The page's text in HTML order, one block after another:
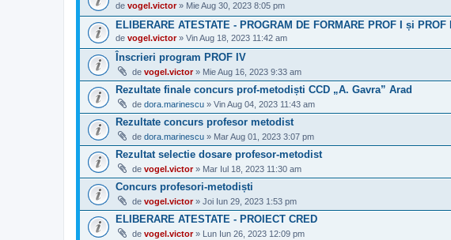
de vogel.victor» Mie Aug 30, 2023 8:05 pm
ELIBERARE ATESTATE - PROGRAM DE FORMARE PROF I și PROF II
de vogel.victor» Vin Aug 18, 2023 11:42 am
Înscrieri program PROF IV
de vogel.victor» Mie Aug 16, 2023 9:33 am
Rezultate finale concurs prof-metodiști CCD „A. Gavra” Arad
de dora.marinescu » Vin Aug 04, 2023 11:43 am
Rezultate concurs profesor metodist
de dora.marinescu » Mar Aug 01, 2023 3:07 pm
Rezultat selectie dosare profesor-metodist
de vogel.victor» Mar Iul 18, 2023 11:30 am
Concurs profesori-metodiști
de vogel.victor» Joi Iun 29, 2023 1:53 pm
ELIBERARE ATESTATE - PROIECT CRED
de vogel.victor» Lun Iun 26, 2023 12:09 pm